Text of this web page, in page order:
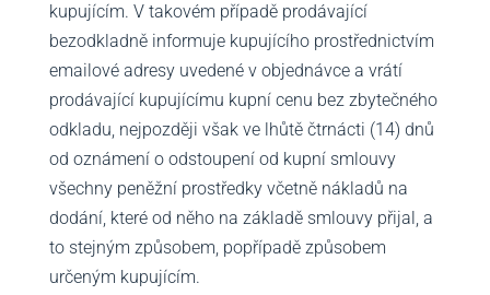
kupujícím. V takovém případě prodávající
bezodkladně informuje kupujícího prostřednictvím
emailové adresy uvedené v objednávce a vrátí
prodávající kupujícímu kupní cenu bez zbytečného
odkladu, nejpozději však ve lhůtě čtrnácti (14) dnů
od oznámení o odstoupení od kupní smlouvy
všechny peněžní prostředky včetně nákladů na
dodání, které od něho na základě smlouvy přijal, a
to stejným způsobem, popřípadě způsobem
určeným kupujícím.